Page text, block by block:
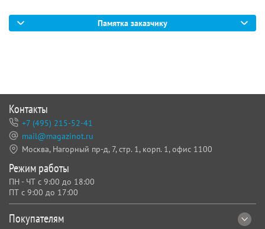
Памятка заказчику
Покупателям
Контакты
+7 (495) 215-52-41
mail@magazinot.ru
Москва, Нагорный пр-д, 7, стр. 1, корп. 1, офис 1100
Режим работы
ПН - ЧТ с 9:00 до 18:00
ПТ с 9:00 до 17:00